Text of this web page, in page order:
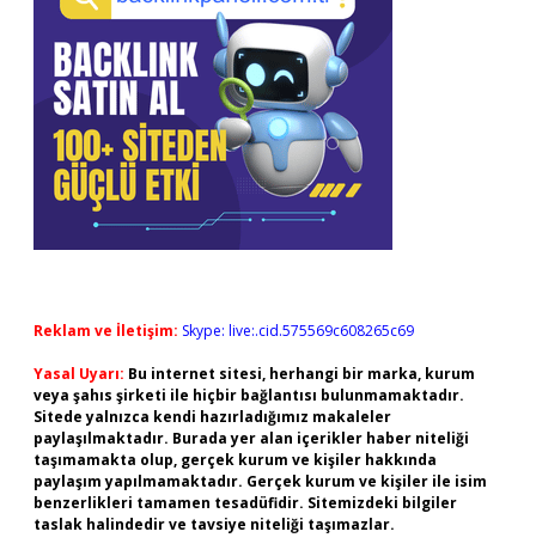
Reklam ve İletişim: Skype: live:.cid.575569c608265c69
Yasal Uyarı: Bu internet sitesi, herhangi bir marka, kurum
veya şahıs şirketi ile hiçbir bağlantısı bulunmamaktadır.
Sitede yalnızca kendi hazırladığımız makaleler
paylaşılmaktadır. Burada yer alan içerikler haber niteliği
taşımamakta olup, gerçek kurum ve kişiler hakkında
paylaşım yapılmamaktadır. Gerçek kurum ve kişiler ile isim
benzerlikleri tamamen tesadüfidir. Sitemizdeki bilgiler
taslak halindedir ve tavsiye niteliği taşımazlar.